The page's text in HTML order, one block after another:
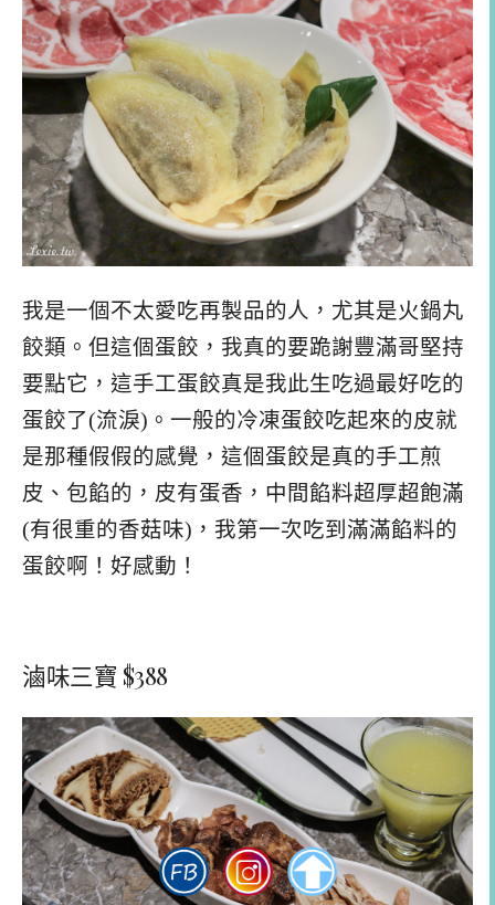
我是一個不太愛吃再製品的人，尤其是火鍋丸
餃類。但這個蛋餃，我真的要跪謝豐滿哥堅持
要點它，這手工蛋餃真是我此生吃過最好吃的
蛋餃了(流淚)。一般的冷凍蛋餃吃起來的皮就
是那種假假的感覺，這個蛋餃是真的手工煎
皮、包餡的，皮有蛋香，中間餡料超厚超飽滿
(有很重的香菇味)，我第一次吃到滿滿餡料的
蛋餃啊！好感動！
滷味三寶 $388